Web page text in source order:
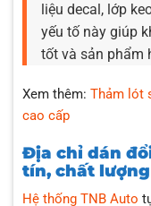
liệu decal, lớp
yếu tố này giúp
tốt và sản phẩm
Xem thêm: Thảm lót
cao cấp
Địa chỉ dán
tín, chất lượng
Hệ thống TNB Auto